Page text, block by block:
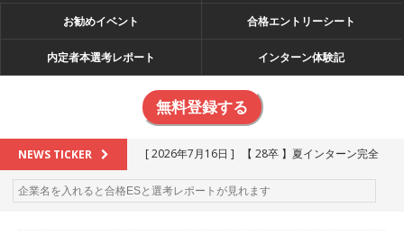
お勧めイベント 合格エントリーシート
内定者本選考レポート インターン体験記
無料登録する
NEWS TICKER [ 2026年7月16日 ]
【 28卒 】夏インターン完全
攻略セミナー ｜ 予約フォーム
お勧めイベン